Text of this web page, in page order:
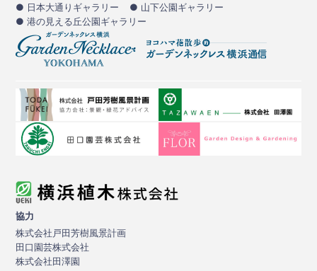
● 日本大通りギャラリー
● 山下公園ギャラリー
● 港の見える丘公園ギャラリー
協力
株式会社戸田芳樹風景計画
田口園芸株式会社
株式会社田澤園